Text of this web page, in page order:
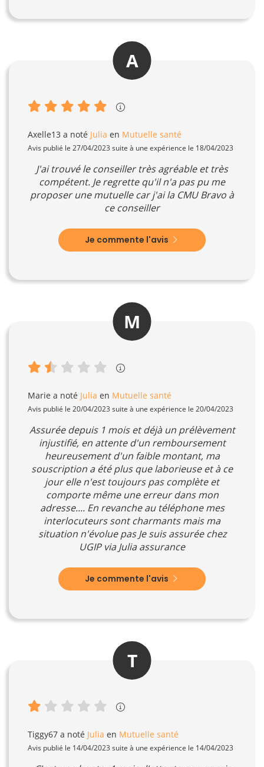
A
Axelle13 a noté Julia en Mutuelle santé
Avis publié le 27/04/2023 suite à une expérience le 18/04/2023
J'ai trouvé le conseiller très agréable et très
compétent. Je regrette qu'il n'a pas pu me
proposer une mutuelle car j'ai la CMU Bravo à
ce conseiller
Je commente l'avis
M
Marie a noté Julia en Mutuelle santé
Avis publié le 20/04/2023 suite à une expérience le 20/04/2023
Assurée depuis 1 mois et déjà un prélèvement
injustifié, en attente d'un remboursement
heureusement d'un faible montant, ma
souscription a été plus que laborieuse et à ce
jour elle n'est toujours pas complète et
comporte même une erreur dans mon
adresse.... En revanche au téléphone mes
interlocuteurs sont charmants mais ma
situation n'évolue pas Je suis assurée chez
UGIP via Julia assurance
Je commente l'avis
T
Tiggy67 a noté Julia en Mutuelle santé
Avis publié le 14/04/2023 suite à une expérience le 14/04/2023